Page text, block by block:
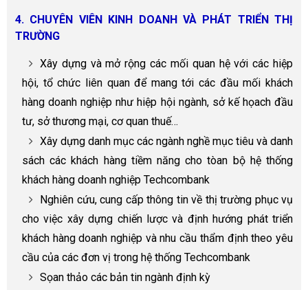
4. CHUYÊN VIÊN KINH DOANH VÀ PHÁT TRIỂN THỊ
TRƯỜNG
Xây dựng và mở rộng các mối quan hệ với các hiệp
hội, tổ chức liên quan để mang tới các đầu mối khách
hàng doanh nghiệp như hiệp hội ngành, sở kế họach đầu
tư, sở thương mại, cơ quan thuế…
Xây dựng danh mục các ngành nghề mục tiêu và danh
sách các khách hàng tiềm năng cho tòan bộ hệ thống
khách hàng doanh nghiệp Techcombank
Nghiên cứu, cung cấp thông tin về thị trường phục vụ
cho việc xây dựng chiến lược và định hướng phát triển
khách hàng doanh nghiệp và nhu cầu thẩm định theo yêu
cầu của các đơn vị trong hệ thống Techcombank
Sọan thảo các bản tin ngành định kỳ